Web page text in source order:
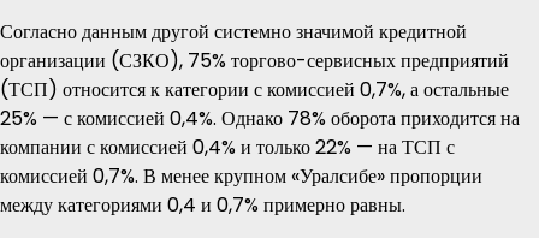
Согласно данным другой системно значимой кредитной
организации (СЗКО), 75% торгово-сервисных предприятий
(ТСП) относится к категории с комиссией 0,7%, а остальные
25% — с комиссией 0,4%. Однако 78% оборота приходится на
компании с комиссией 0,4% и только 22% — на ТСП с
комиссией 0,7%. В менее крупном «Уралсибе» пропорции
между категориями 0,4 и 0,7% примерно равны.